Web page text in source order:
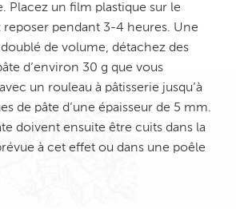
Placez un film plastique sur le
reposer pendant 3-4 heures. Une
de volume, détachez des
d’environ 30 g que vous
un rouleau à pâtisserie jusqu’à
de pâte d’une épaisseur de 5 mm.
doivent ensuite être cuits dans la
à cet effet ou dans une poêle